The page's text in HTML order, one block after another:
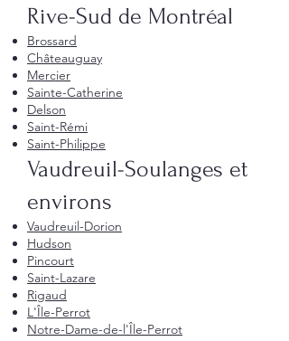
Rive-Sud de Montréal
Brossard
Châteauguay
Mercier
Sainte-Catherine
Delson
Saint-Rémi
Saint-Philippe
Vaudreuil-Soulanges et
environs
Vaudreuil-Dorion
Hudson
Pincourt
Saint-Lazare
Rigaud
L'Île-Perrot
Notre-Dame-de-l'Île-Perrot